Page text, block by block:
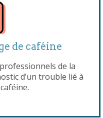
de caféine
de la
d’un trouble lié à